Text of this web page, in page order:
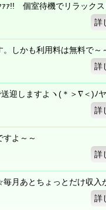
ｧｧ!! 個室待機でリラックス
詳
しかも利用料は無料で～
詳
迎しますよヽ(＊＞∇＜)ﾉ
詳
よ～～
詳
とちょっとだけ収入が
詳